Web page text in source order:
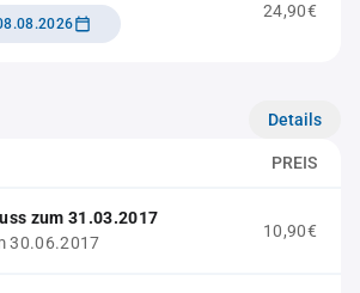
24,90€
Details
PREIS
zum 31.03.2017
30.06.2017
10,90€